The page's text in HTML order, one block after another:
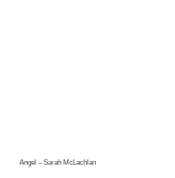
Angel – Sarah McLachlan